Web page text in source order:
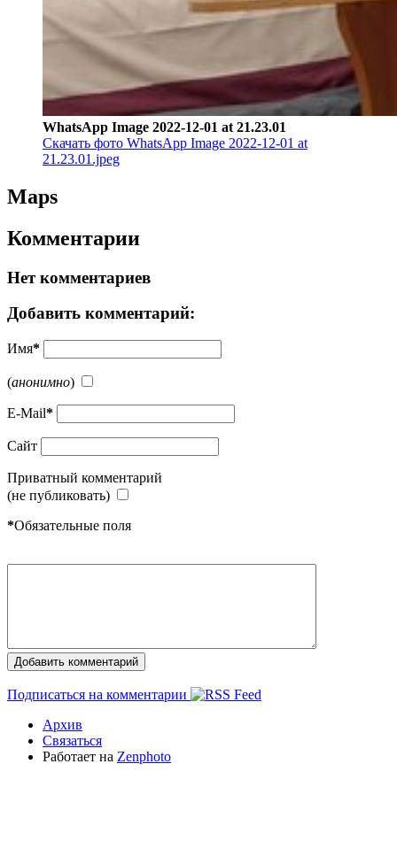
WhatsApp Image 2022-12-01 at 21.23.01
Скачать фото WhatsApp Image 2022-12-01 at
21.23.01.jpeg
Maps
Комментарии
Нет комментариев
Добавить комментарий:
Имя*
(анонимно)
E-Mail*
Сайт
Приватный комментарий
(не публиковать)
*Обязательные поля
Подписаться на комментарии
Архив
Связаться
Работает на Zenphoto